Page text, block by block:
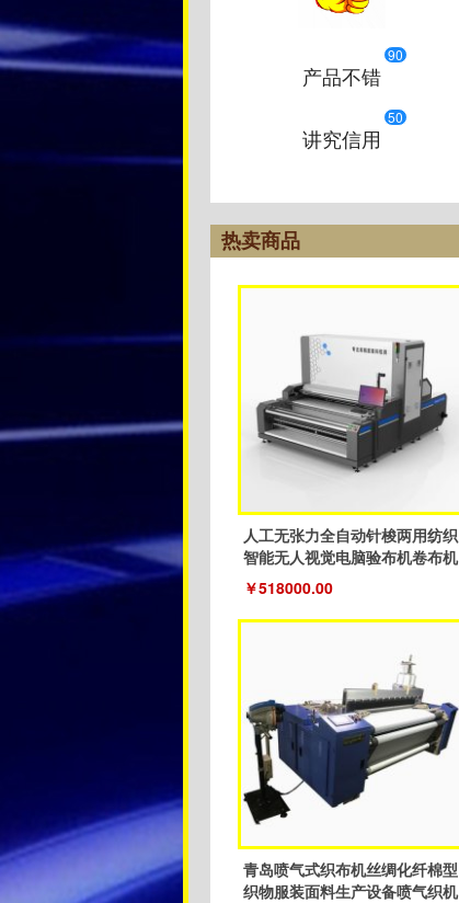
产品不错
90
讲究信用
50
热卖商品
人工无张力全自动针梭两用纺织
智能无人视觉电脑验布机卷布机
￥518000.00
青岛喷气式织布机丝绸化纤棉型
织物服装面料生产设备喷气织机